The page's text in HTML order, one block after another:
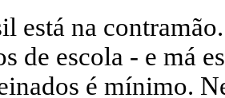
está na
de escola - e má
é mínimo.